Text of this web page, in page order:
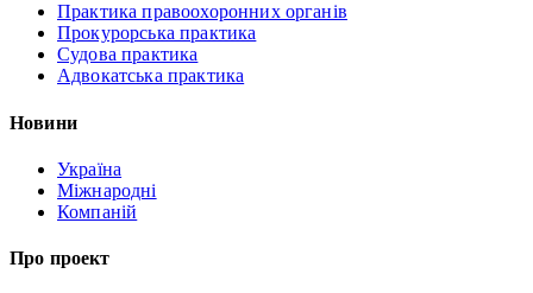
Практика правоохоронних органів
Прокурорська практика
Судова практика
Адвокатська практика
Новини
Україна
Міжнародні
Компаній
Про проект